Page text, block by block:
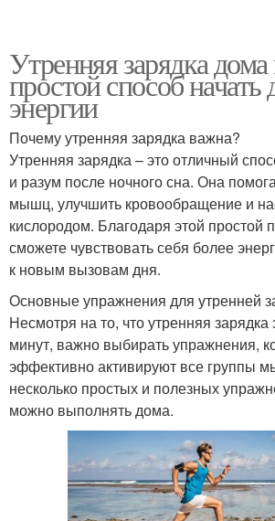
Утренняя зарядка
простой способ начать
энергии
Почему утренняя зарядка важна?
Утренняя зарядка – это отличный
и разум после ночного сна. Она
мышц, улучшить кровообращение и
кислородом. Благодаря этой простой
сможете чувствовать себя более
к новым вызовам дня.
Основные упражнения для утренней
Несмотря на то, что утренняя зарядка
минут, важно выбирать упражнения,
эффективно активируют все группы
несколько простых и полезных
можно выполнять дома.